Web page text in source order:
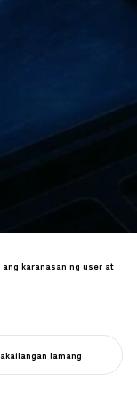
sa mga hinaharap na
PROYEKTO
karanasan ng user at
lamang